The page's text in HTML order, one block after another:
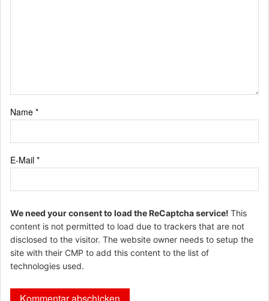
Name *
E-Mail *
We need your consent to load the ReCaptcha service! This
content is not permitted to load due to trackers that are not
disclosed to the visitor. The website owner needs to setup the
site with their CMP to add this content to the list of
technologies used.